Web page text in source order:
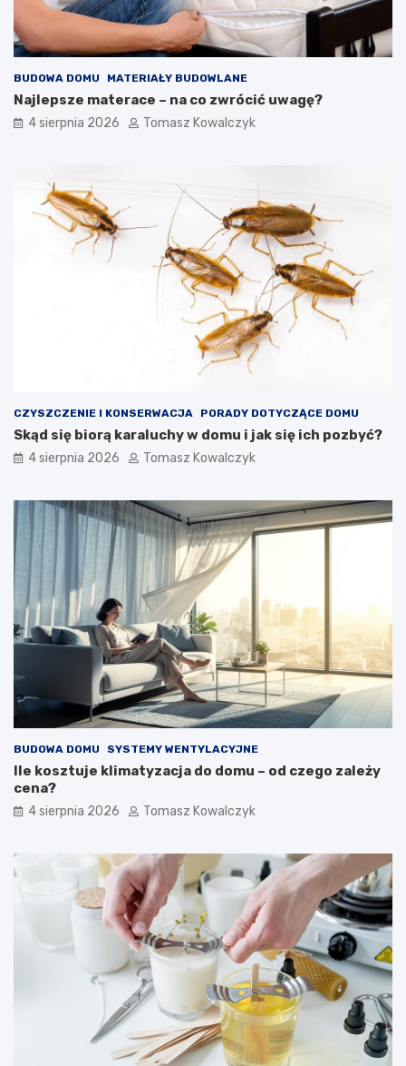
BUDOWA DOMU MATERIAŁY BUDOWLANE
Najlepsze materace – na co zwrócić uwagę?
4 sierpnia 2026 Tomasz Kowalczyk
CZYSZCZENIE I KONSERWACJA PORADY DOTYCZĄCE DOMU
Skąd się biorą karaluchy w domu i jak się ich pozbyć?
4 sierpnia 2026 Tomasz Kowalczyk
BUDOWA DOMU SYSTEMY WENTYLACYJNE
Ile kosztuje klimatyzacja do domu – od czego zależy
cena?
4 sierpnia 2026 Tomasz Kowalczyk